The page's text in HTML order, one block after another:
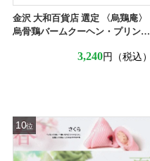
金沢 大和百貨店 選定 〈烏鶏庵〉
烏骨鶏バームクーヘン・プリン詰
3,240円（税込）
10位